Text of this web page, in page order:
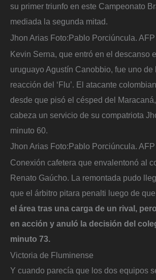
su primer triunfo en este Campeonato
mediada la segunda mitad.
Jhon Arias Foto:Pablo Porciúncula. AFP
Kevin Serna, que entró en el descanso
uruguayo Agustín Canobbio, fue uno de
reacción del ‘Flu’. El atacante
desde que pisó el césped del
cabeza un servicio de su compatriota
minuto 60.
Jhon Arias Foto:Pablo Porciúncula. AFP
Conexión cafetera que envalentonó al
Renato Gaúcho. La remontada pudo
que el árbitro pitara penalti luego de que
el área tras una carga de un rival,
en acción y anuló la decisión del
minuto 73.
Victoria de Fluminense
Y cuando parecía que los dos equipos